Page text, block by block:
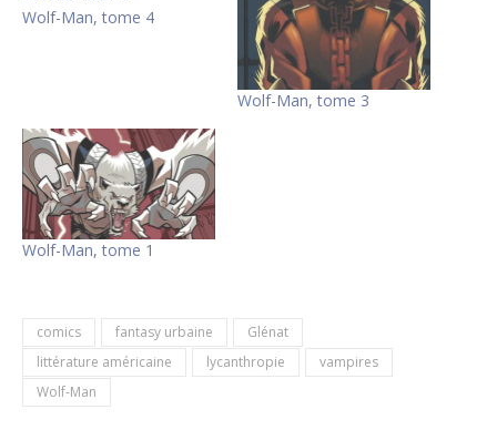
Wolf-Man, tome 4
Wolf-Man, tome 3
Wolf-Man, tome 1
comics fantasy urbaine
Glénat
littérature américaine
lycanthropie
vampires
Wolf-Man